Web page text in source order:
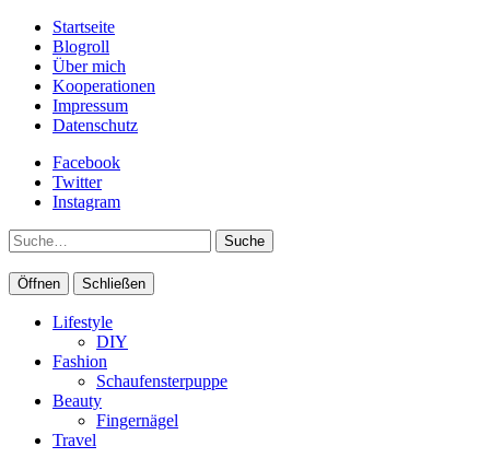
Startseite
Blogroll
Über mich
Kooperationen
Impressum
Datenschutz
Facebook
Twitter
Instagram
Suche
Öffnen Schließen
Lifestyle
DIY
Fashion
Schaufensterpuppe
Beauty
Fingernägel
Travel